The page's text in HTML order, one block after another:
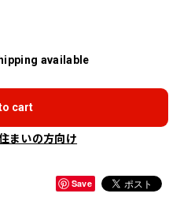
available
cart
まいの方向け
Save